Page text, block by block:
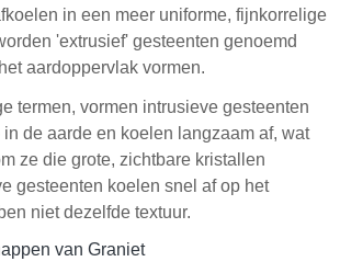
in een meer uniforme, fijnkorrelige
'extrusief' gesteenten genoemd
aardoppervlak vormen.
termen, vormen intrusieve gesteenten
de aarde en koelen langzaam af, wat
ze die grote, zichtbare kristallen
gesteenten koelen snel af op het
niet dezelfde textuur.
van Graniet